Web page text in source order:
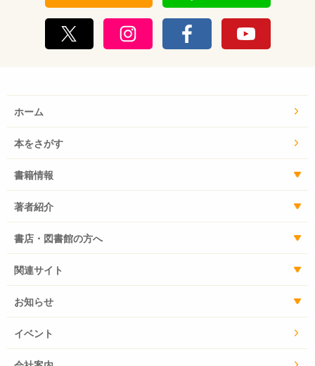
ホーム
本をさがす
書籍情報
著者紹介
書店・図書館の方へ
関連サイト
お知らせ
イベント